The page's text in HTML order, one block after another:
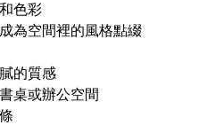
色彩
為空間裡的風格點綴
的質感
桌或辦公空間